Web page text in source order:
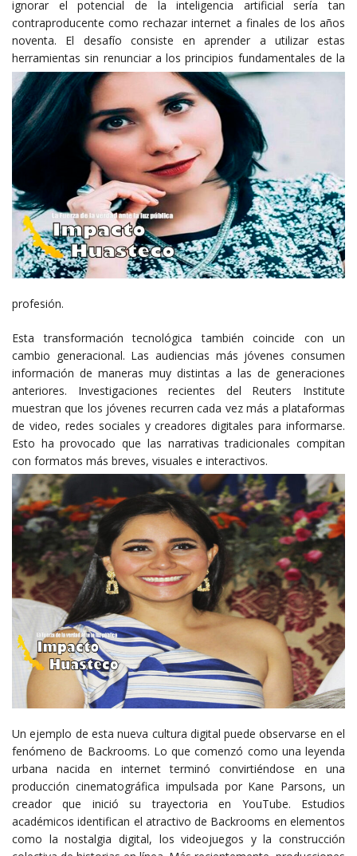
ignorar el potencial de la inteligencia artificial sería tan
contraproducente como rechazar internet a finales de los años
noventa. El desafío consiste en aprender a utilizar estas
herramientas sin renunciar a los principios fundamentales de la
profesión.
Esta transformación tecnológica también coincide con un
cambio generacional. Las audiencias más jóvenes consumen
información de maneras muy distintas a las de generaciones
anteriores. Investigaciones recientes del Reuters Institute
muestran que los jóvenes recurren cada vez más a plataformas
de video, redes sociales y creadores digitales para informarse.
Esto ha provocado que las narrativas tradicionales compitan
con formatos más breves, visuales e interactivos.
Un ejemplo de esta nueva cultura digital puede observarse en el
fenómeno de Backrooms. Lo que comenzó como una leyenda
urbana nacida en internet terminó convirtiéndose en una
producción cinematográfica impulsada por Kane Parsons, un
creador que inició su trayectoria en YouTube. Estudios
académicos identifican el atractivo de Backrooms en elementos
como la nostalgia digital, los videojuegos y la construcción